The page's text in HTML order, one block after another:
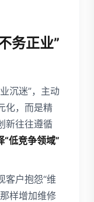
务正业”
沉迷”，主动
化，而是精
新往往遵循
“低竞争领域”
客户抱怨“维
样增加维修